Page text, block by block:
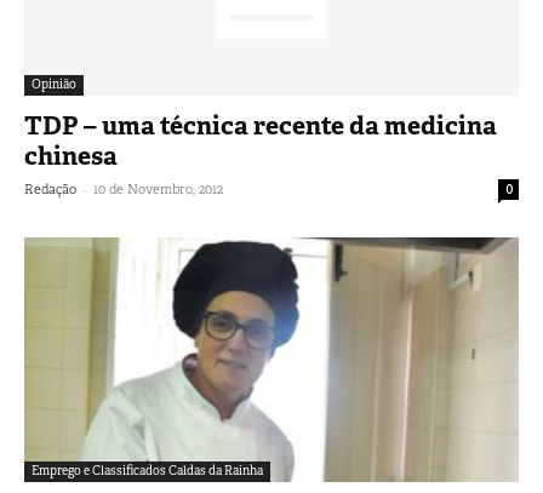
Opinião
TDP – uma técnica recente da medicina
chinesa
Redação - 10 de Novembro, 2012 0
Emprego e Classificados Caldas da Rainha